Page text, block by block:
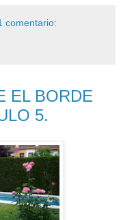
comentario:
EL BORDE
5.